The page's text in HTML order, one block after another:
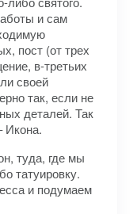
и сам
пост (от трех
в-третьих
своей
так, если не
деталей. Так
Икона.
туда, где мы
татуировку.
и подумаем